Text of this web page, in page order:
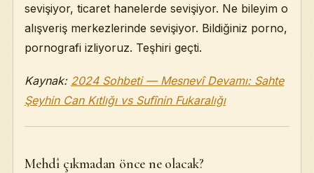
sevişiyor, ticaret hanelerde sevişiyor. Ne bileyim o
alışveriş merkezlerinde sevişiyor. Bildiğiniz porno,
pornografi izliyoruz. Teşhiri geçti.
Kaynak: 2024 Sohbeti — Mesnevî Devamı: Sahte
Şeyhin Can Kıtlığı vs Sufînin Fukaralığı
Mehdî çıkmadan önce ne olacak?